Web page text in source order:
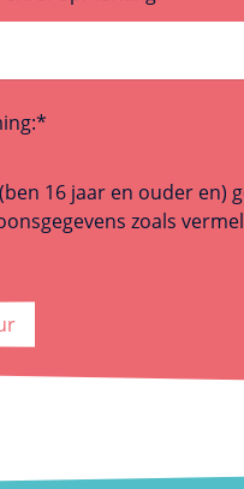
*
(ben 16 jaar en ouder
zoals